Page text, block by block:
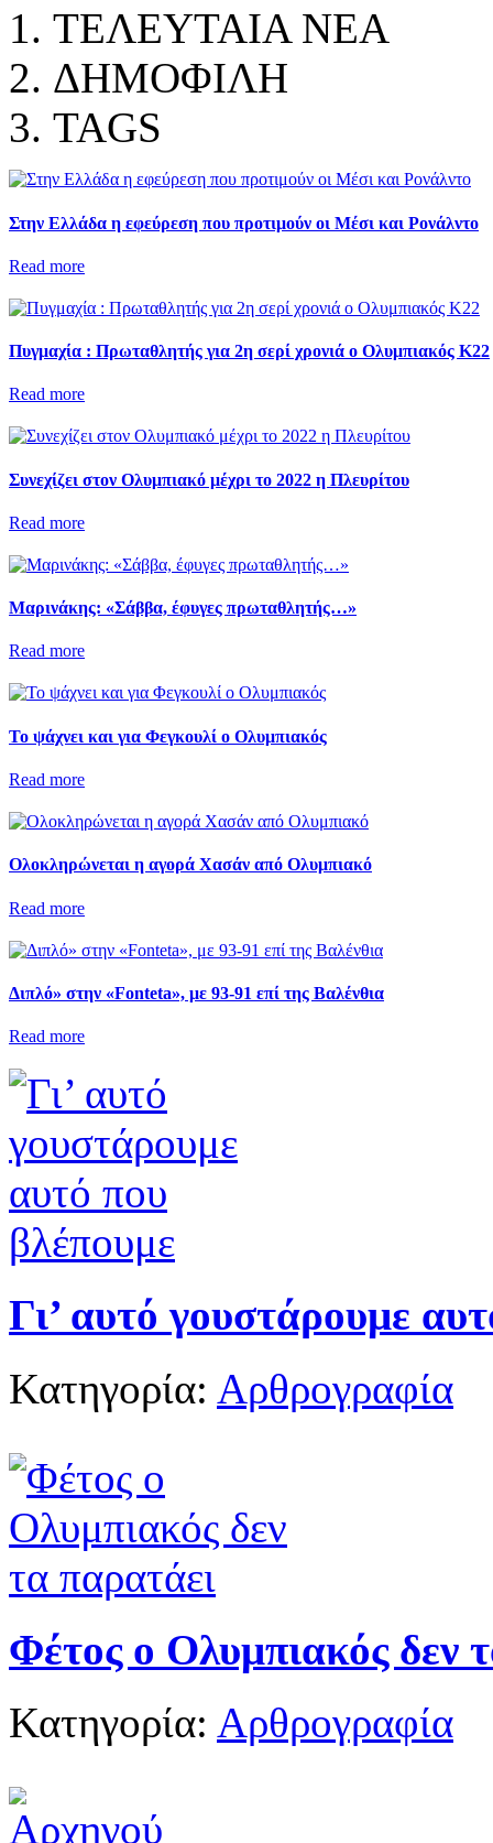
ΤΕΛΕΥΤΑΙΑ ΝΕΑ
ΔΗΜΟΦΙΛΗ
TAGS
Στην Ελλάδα η εφεύρεση που προτιμούν οι Μέσι και Ρονάλντο
Read more
Πυγμαχία : Πρωταθλητής για 2η σερί χρονιά ο Ολυμπιακός Κ22
Read more
Συνεχίζει στον Ολυμπιακό μέχρι το 2022 η Πλευρίτου
Read more
Μαρινάκης: «Σάββα, έφυγες πρωταθλητής…»
Read more
Το ψάχνει και για Φεγκουλί ο Ολυμπιακός
Read more
Ολοκληρώνεται η αγορά Χασάν από Ολυμπιακό
Read more
Διπλό» στην «Fonteta», με 93-91 επί της Βαλένθια
Read more
Γι’ αυτό γουστάρουμε
Κατηγορία: Αρθρογραφία
Φέτος ο Ολυμπιακός δεν
Κατηγορία: Αρθρογραφία